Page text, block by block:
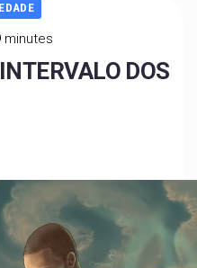
minutes
DOS